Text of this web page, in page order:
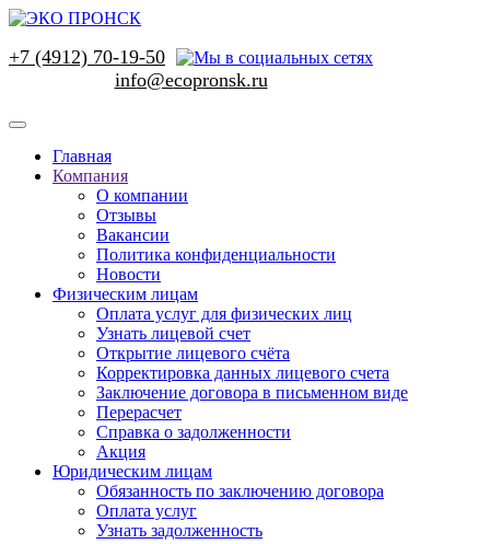
+7 (4912) 70-19-50
Главная
Компания
О компании
Отзывы
Вакансии
Политика конфиденциальности
Новости
Физическим лицам
Оплата услуг для физических лиц
Узнать лицевой счет
Открытие лицевого счёта
Корректировка данных лицевого счета
Заключение договора в письменном виде
Перерасчет
Справка о задолженности
Акция
Юридическим лицам
Обязанность по заключению договора
Оплата услуг
Узнать задолженность